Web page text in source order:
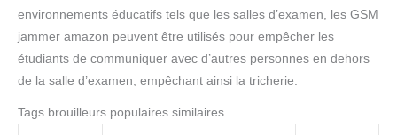
environnements éducatifs tels que les salles d’examen, les GSM
jammer amazon peuvent être utilisés pour empêcher les
étudiants de communiquer avec d’autres personnes en dehors
de la salle d’examen, empêchant ainsi la tricherie.
Tags brouilleurs populaires similaires